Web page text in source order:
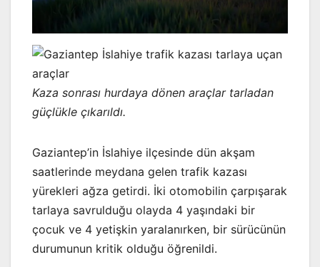
Kaza sonrası hurdaya dönen araçlar tarladan
güçlükle çıkarıldı.
Gaziantep’in İslahiye ilçesinde dün akşam
saatlerinde meydana gelen trafik kazası
yürekleri ağza getirdi. İki otomobilin çarpışarak
tarlaya savrulduğu olayda 4 yaşındaki bir
çocuk ve 4 yetişkin yaralanırken, bir sürücünün
durumunun kritik olduğu öğrenildi.